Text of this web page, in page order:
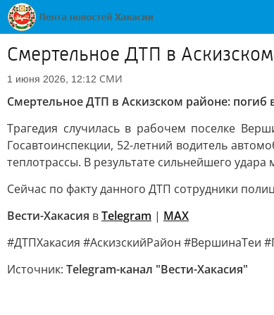
Смертельное ДТП в
1 июня 2026, 12:12 СМИ
Смертельное ДТП в Аскизском районе: погиб
Трагедия случилась в рабочем поселке
Госавтоинспекции, 52-летний водитель
теплотрассы. В результате сильнейшего
Сейчас по факту данного ДТП сотрудники
Вести-Хакасия вTelegram | MAX
#ДТПХакасия #АскизскийРайон #ВершинаТеи
Источник: Telegram-канал "Вести-Хакасия"